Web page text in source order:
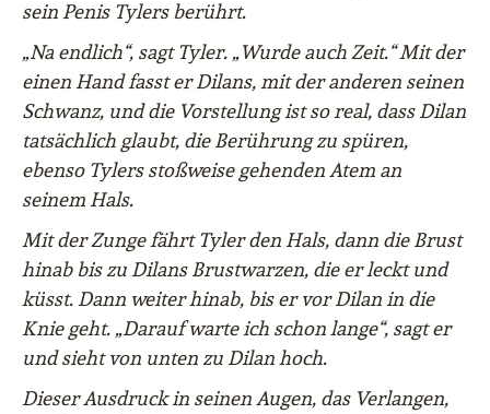
sein Penis Tylers berührt.
„Na endlich“, sagt Tyler. „Wurde auch Zeit.“ Mit der
einen Hand fasst er Dilans, mit der anderen seinen
Schwanz, und die Vorstellung ist so real, dass Dilan
tatsächlich glaubt, die Berührung zu spüren,
ebenso Tylers stoßweise gehenden Atem an
seinem Hals.
Mit der Zunge fährt Tyler den Hals, dann die Brust
hinab bis zu Dilans Brustwarzen, die er leckt und
küsst. Dann weiter hinab, bis er vor Dilan in die
Knie geht. „Darauf warte ich schon lange“, sagt er
und sieht von unten zu Dilan hoch.
Dieser Ausdruck in seinen Augen, das Verlangen,